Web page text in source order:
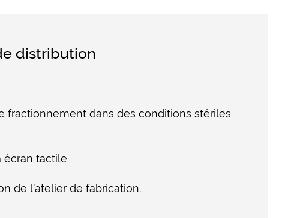
distribution
fractionnement dans des conditions stériles
écran tactile
de l’atelier de fabrication.